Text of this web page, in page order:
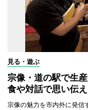
見る・遊ぶ
宗像・道の駅で生
食や対話で思い伝
宗像の魅力を市内外に発信